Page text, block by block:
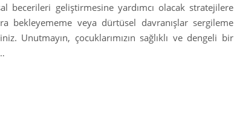
becerileri geliştirmesine yardımcı olacak stratejilere
bekleyememe veya dürtüsel davranışlar sergileme
Unutmayın, çocuklarımızın sağlıklı ve dengeli bir